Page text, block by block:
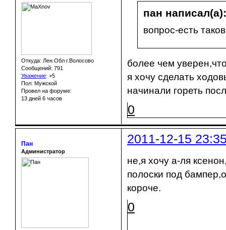
Откуда: Лен Обл г.Волосово
Сообщений: 791
Уважение: +5
Пол: Мужской
Провел на форуме:
13 дней 6 часов
пан написал(а):
вопрос-есть
более чем
я хочу сделать
начинали гореть
0
2011-12-15
Пан
Администратор
не,я хочу а-ля
полоски под
короче.
0